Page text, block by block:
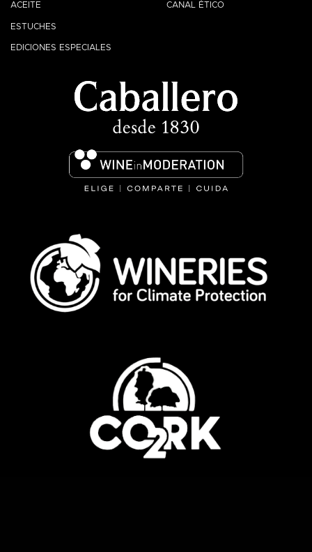
ACEITE
ESTUCHES
EDICIONES ESPECIALES
CANAL ÉTICO